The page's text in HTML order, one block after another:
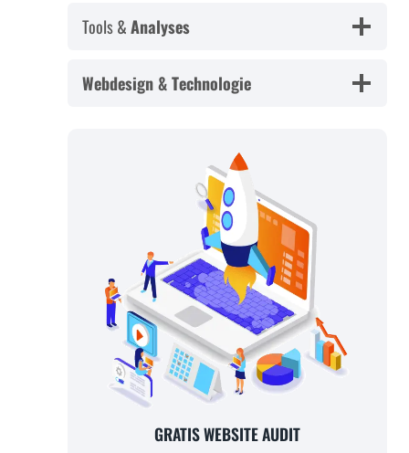
Tools &Analyses
Webdesign & Technologie
GRATIS WEBSITE AUDIT